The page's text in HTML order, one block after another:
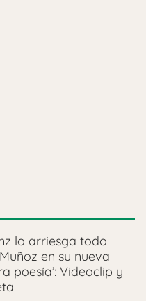
lo arriesga todo
en su nueva
poesía’: Videoclip y